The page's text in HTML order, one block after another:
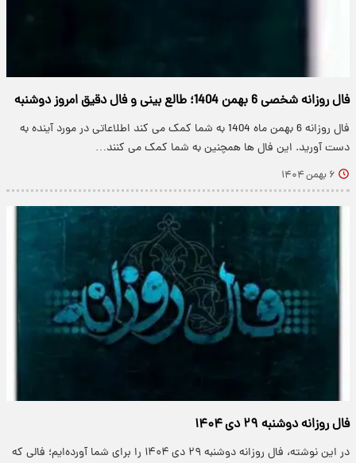
فال روزانه شخصی 6 بهمن 1404؛ طالع بینی و فال دقیق امروز دوشنبه
فال روزانه 6 بهمن ماه 1404 به شما کمک می کند اطلاعاتی در مورد آینده به
دست آورید. این فال ها همچنین به شما کمک می کنند…
۶ بهمن ۱۴۰۴
فال روزانه دوشنبه ۲۹ دی ۱۴۰۴
در این نوشته، فال روزانه دوشنبه ۲۹ دی ۱۴۰۴ را برای شما آورده‌ایم؛ فالی که